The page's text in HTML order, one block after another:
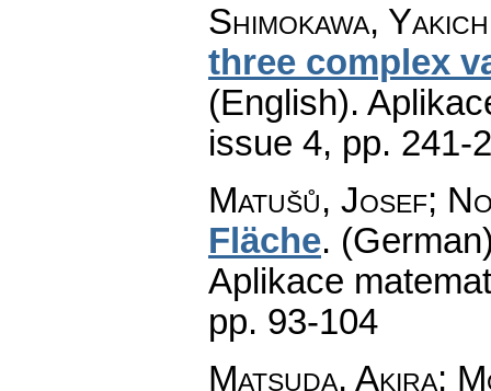
Shimokawa,
three complex
(English).
issue 4, pp. 241-
Matušů, Josef;
Fläche.
Aplikace
pp. 93-104
Matsuda, Akira;